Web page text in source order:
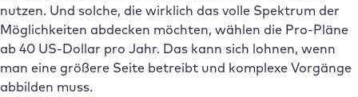
nutzen. Und solche, die wirklich das volle Spektrum der
Möglichkeiten abdecken möchten, wählen die Pro-Pläne
ab 40 US-Dollar pro Jahr. Das kann sich lohnen, wenn
man eine größere Seite betreibt und komplexe Vorgänge
abbilden muss.